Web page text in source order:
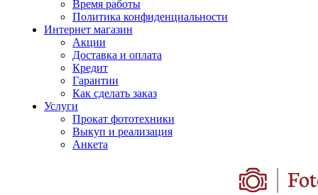
Время работы
Политика конфиденциальности
Интернет магазин
Акции
Доставка и оплата
Кредит
Гарантии
Как сделать заказ
Услуги
Прокат фототехники
Выкуп и реализация
Анкета